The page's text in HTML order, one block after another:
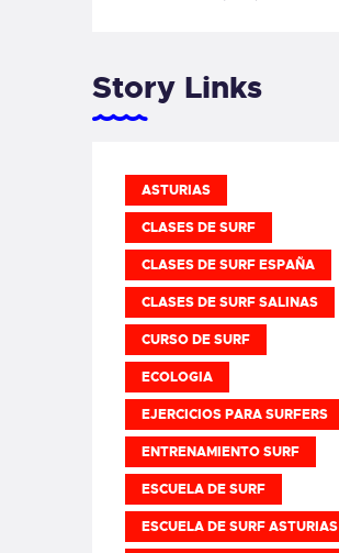
Story Links
ASTURIAS
CLASES DE SURF
CLASES DE SURF ESPAÑA
CLASES DE SURF SALINAS
CURSO DE SURF
ECOLOGIA
EJERCICIOS PARA SURFERS
ENTRENAMIENTO SURF
ESCUELA DE SURF
ESCUELA DE SURF ASTURIAS